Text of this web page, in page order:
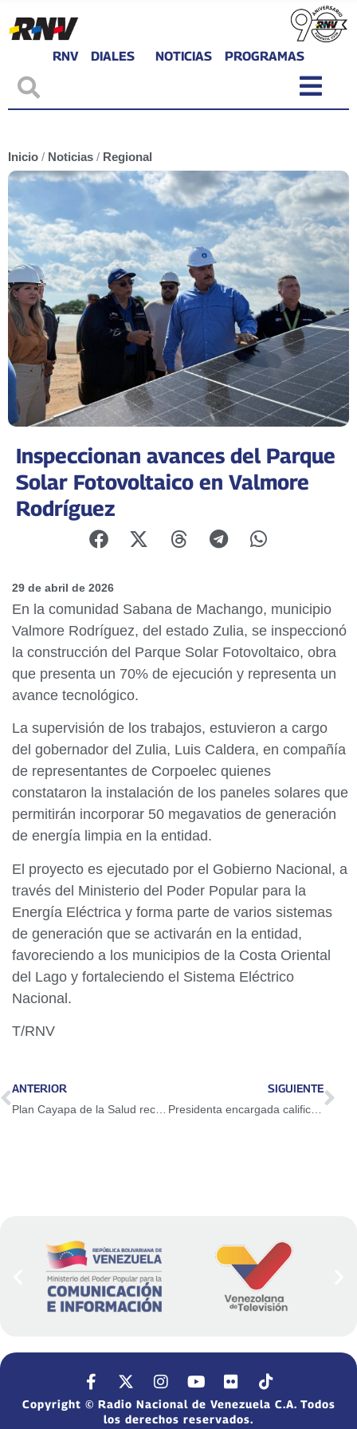
RNV DIALES NOTICIAS PROGRAMAS
Inicio / Noticias / Regional
Inspeccionan avances del Parque
Solar Fotovoltaico en Valmore
Rodríguez
29 de abril de 2026
En la comunidad Sabana de Machango, municipio
Valmore Rodríguez, del estado Zulia, se inspeccionó
la construcción del Parque Solar Fotovoltaico, obra
que presenta un 70% de ejecución y representa un
avance tecnológico.
La supervisión de los trabajos, estuvieron a cargo
del gobernador del Zulia, Luis Caldera, en compañía
de representantes de Corpoelec quienes
constataron la instalación de los paneles solares que
permitirán incorporar 50 megavatios de generación
de energía limpia en la entidad.
El proyecto es ejecutado por el Gobierno Nacional, a
través del Ministerio del Poder Popular para la
Energía Eléctrica y forma parte de varios sistemas
de generación que se activarán en la entidad,
favoreciendo a los municipios de la Costa Oriental
del Lago y fortaleciendo el Sistema Eléctrico
Nacional.
T/RNV
ANTERIOR
Plan Cayapa de la Salud recupera espacios en el municipio Baralt
SIGUIENTE
Presidenta encargada calificó como irrelevantes campañas en su contra
Copyright © Radio Nacional de Venezuela C.A. Todos
los derechos reservados.